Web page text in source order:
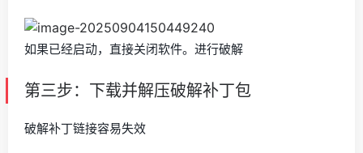
如果已经启动，直接关闭软件。进行破解
第三步：下载并解压破解补丁包
破解补丁链接容易失效